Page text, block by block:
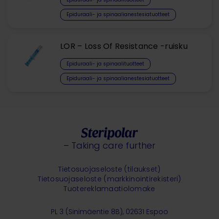
Epiduraali- ja spinaalianestesiatuotteet
LOR – Loss Of Resistance -ruisku
Epiduraali- ja spinaalituotteet​
Epiduraali- ja spinaalianestesiatuotteet
– Taking care further
PL 3 (Sinimäentie 8B), 02631 Espoo
Tietosuojaseloste (tilaukset)
Tietosuojaseloste (markkinointirekisteri)
Tuotereklamaatiolomake